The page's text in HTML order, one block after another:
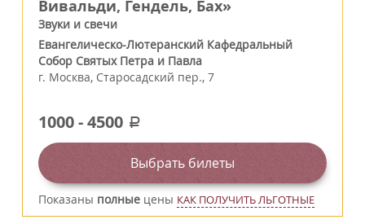
Вивальди, Гендель, Бах»
Звуки и свечи
Евангелическо-Лютеранский Кафедральный
Собор Святых Петра и Павла
г. Москва, Старосадский пер., 7
1000-4500 a
Выбрать билеты
Показаны полные цены КАК ПОЛУЧИТЬ ЛЬГОТНЫЕ